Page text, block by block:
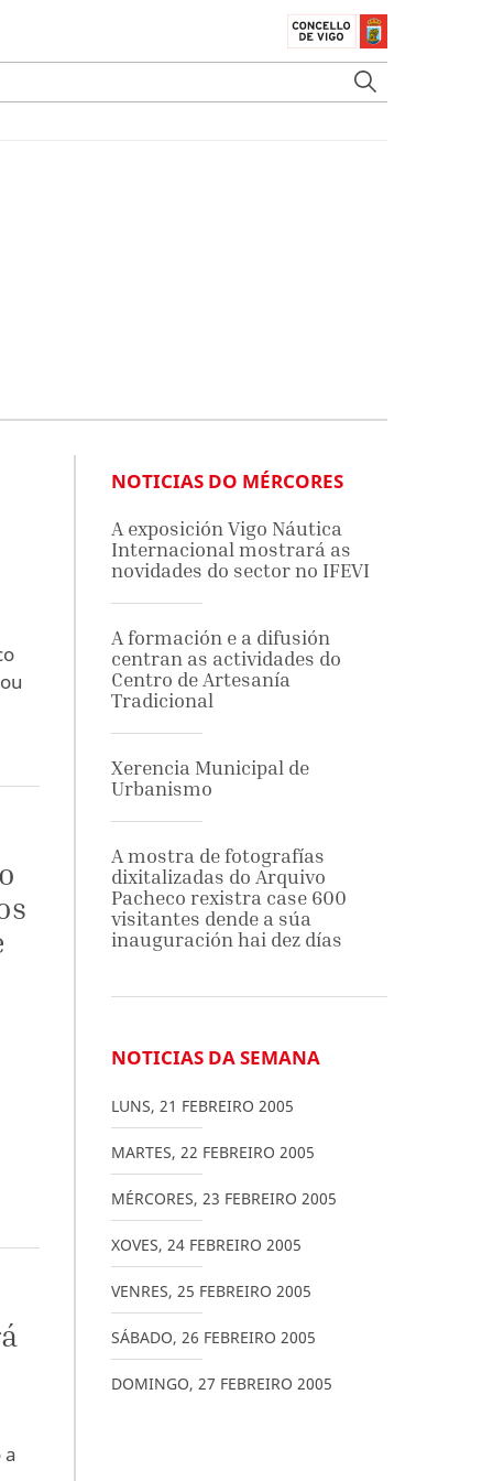
a
NOTICIAS DO MÉRCORES
A exposición Vigo Náutica
Internacional mostrará as
novidades do sector no IFEVI
A formación e a difusión
centran as actividades do
Centro de Artesanía
Tradicional
Xerencia Municipal de
Urbanismo
A mostra de fotografías
dixitalizadas do Arquivo
Pacheco rexistra case 600
visitantes dende a súa
inauguración hai dez días
NOTICIAS DA SEMANA
LUNS, 21 FEBREIRO 2005
MARTES, 22 FEBREIRO 2005
MÉRCORES, 23 FEBREIRO 2005
XOVES, 24 FEBREIRO 2005
VENRES, 25 FEBREIRO 2005
SÁBADO, 26 FEBREIRO 2005
DOMINGO, 27 FEBREIRO 2005